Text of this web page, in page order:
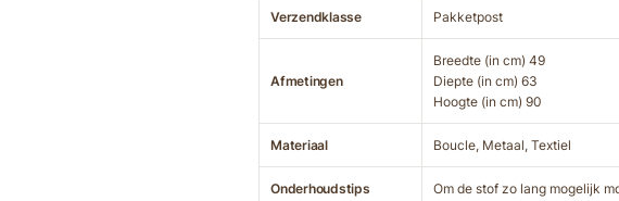
Verzendklasse Pakketpost
Afmetingen
Breedte (in cm) 49
Diepte (in cm) 63
Hoogte (in cm) 90
Materiaal Boucle, Metaal, Textiel
Onderhoudstips Om de stof zo lang mogelijk